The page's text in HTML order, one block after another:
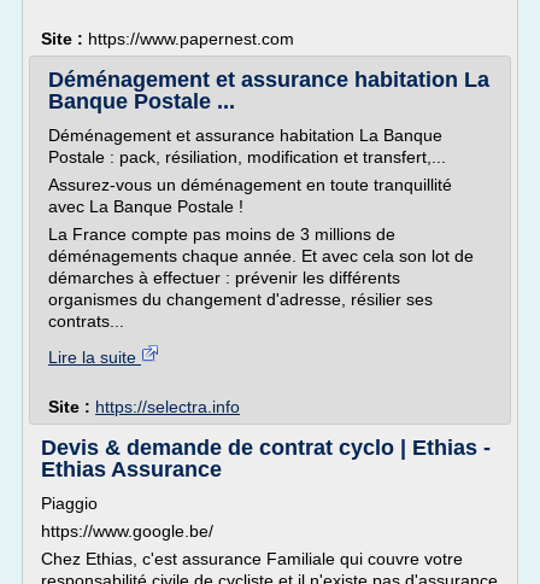
Site : https://www.papernest.com
Déménagement et assurance habitation La
Banque Postale ...
Déménagement et assurance habitation La Banque
Postale : pack, résiliation, modification et transfert,...
Assurez-vous un déménagement en toute tranquillité
avec La Banque Postale !
La France compte pas moins de 3 millions de
déménagements chaque année. Et avec cela son lot de
démarches à effectuer : prévenir les différents
organismes du changement d'adresse, résilier ses
contrats...
Lire la suite
Site : https://selectra.info
Devis & demande de contrat cyclo | Ethias -
Ethias Assurance
Piaggio
https://www.google.be/
Chez Ethias, c'est assurance Familiale qui couvre votre